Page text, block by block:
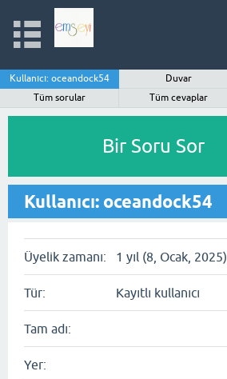
Kullanıcı: oceandock54 Duvar
Tüm sorular
Tüm cevaplar
Bir Soru Sor
Kullanıcı: oceandock54
Üyelik zamanı: 1 yıl (8, Ocak, 2025)
Tür: Kayıtlı kullanıcı
Tam adı:
Yer: